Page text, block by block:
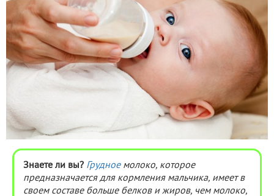
Знаете ли вы? Грудноемолоко, которое
предназначается для кормления мальчика, имеет в
своем составе больше белков и жиров, чем молоко,